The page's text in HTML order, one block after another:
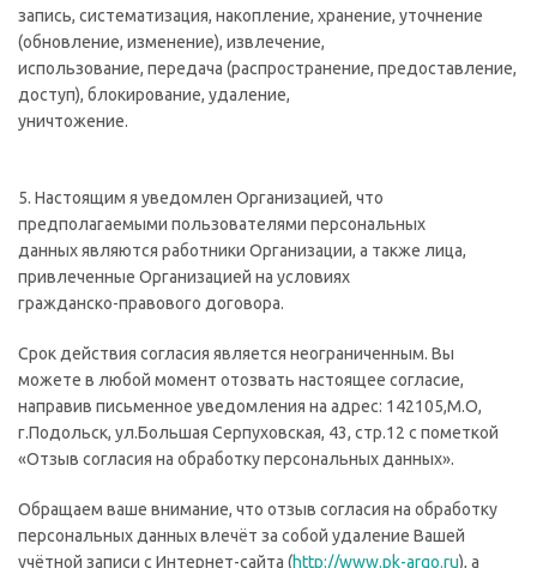
запись, систематизация, накопление, хранение, уточнение
(обновление, изменение), извлечение,
использование, передача (распространение, предоставление,
доступ), блокирование, удаление,
уничтожение.
5. Настоящим я уведомлен Организацией, что
предполагаемыми пользователями персональных
данных являются работники Организации, а также лица,
привлеченные Организацией на условиях
гражданско-правового договора.
Срок действия согласия является неограниченным. Вы
можете в любой момент отозвать настоящее согласие,
направив письменное уведомления на адрес: 142105,М.О,
г.Подольск, ул.Большая Серпуховская, 43, стр.12 с пометкой
«Отзыв согласия на обработку персональных данных».
Обращаем ваше внимание, что отзыв согласия на обработку
персональных данных влечёт за собой удаление Вашей
учётной записи с Интернет-сайта (http://www.pk-argo.ru), а